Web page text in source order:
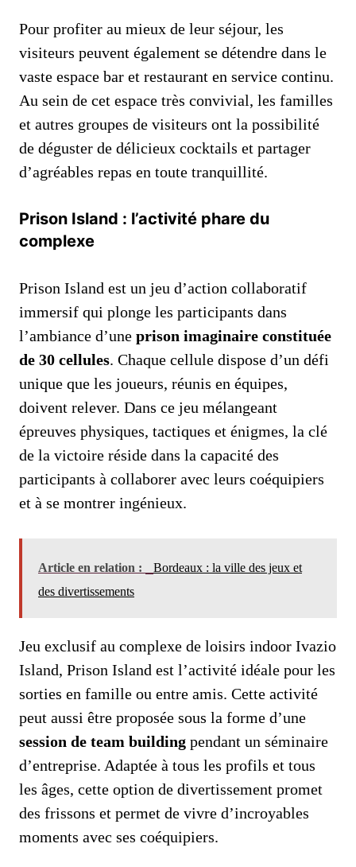
Pour profiter au mieux de leur séjour, les
visiteurs peuvent également se détendre dans le
vaste espace bar et restaurant en service continu.
Au sein de cet espace très convivial, les familles
et autres groupes de visiteurs ont la possibilité
de déguster de délicieux cocktails et partager
d’agréables repas en toute tranquillité.
Prison Island : l’activité phare du
complexe
Prison Island est un jeu d’action collaboratif
immersif qui plonge les participants dans
l’ambiance d’une prison imaginaire constituée
de 30 cellules. Chaque cellule dispose d’un défi
unique que les joueurs, réunis en équipes,
doivent relever. Dans ce jeu mélangeant
épreuves physiques, tactiques et énigmes, la clé
de la victoire réside dans la capacité des
participants à collaborer avec leurs coéquipiers
et à se montrer ingénieux.
Article en relation :
Bordeaux : la ville des jeux et
des divertissements
Jeu exclusif au complexe de loisirs indoor Ivazio
Island, Prison Island est l’activité idéale pour les
sorties en famille ou entre amis. Cette activité
peut aussi être proposée sous la forme d’une
session de team building pendant un séminaire
d’entreprise. Adaptée à tous les profils et tous
les âges, cette option de divertissement promet
des frissons et permet de vivre d’incroyables
moments avec ses coéquipiers.